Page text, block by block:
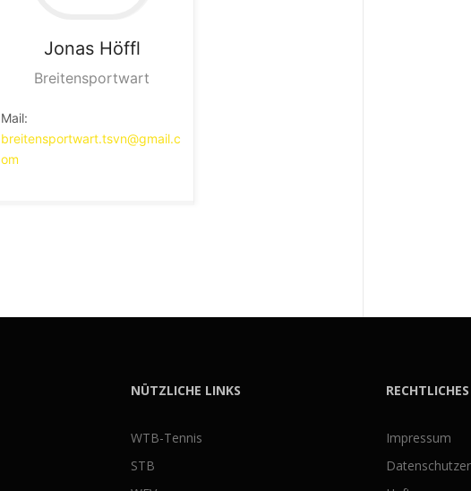
Jonas Höffl
Breitensportwart
Mail:
breitensportwart.tsvn@gmail.c
om
NÜTZLICHE LINKS
WTB-Tennis
STB
RECHTLICHES
Impressum